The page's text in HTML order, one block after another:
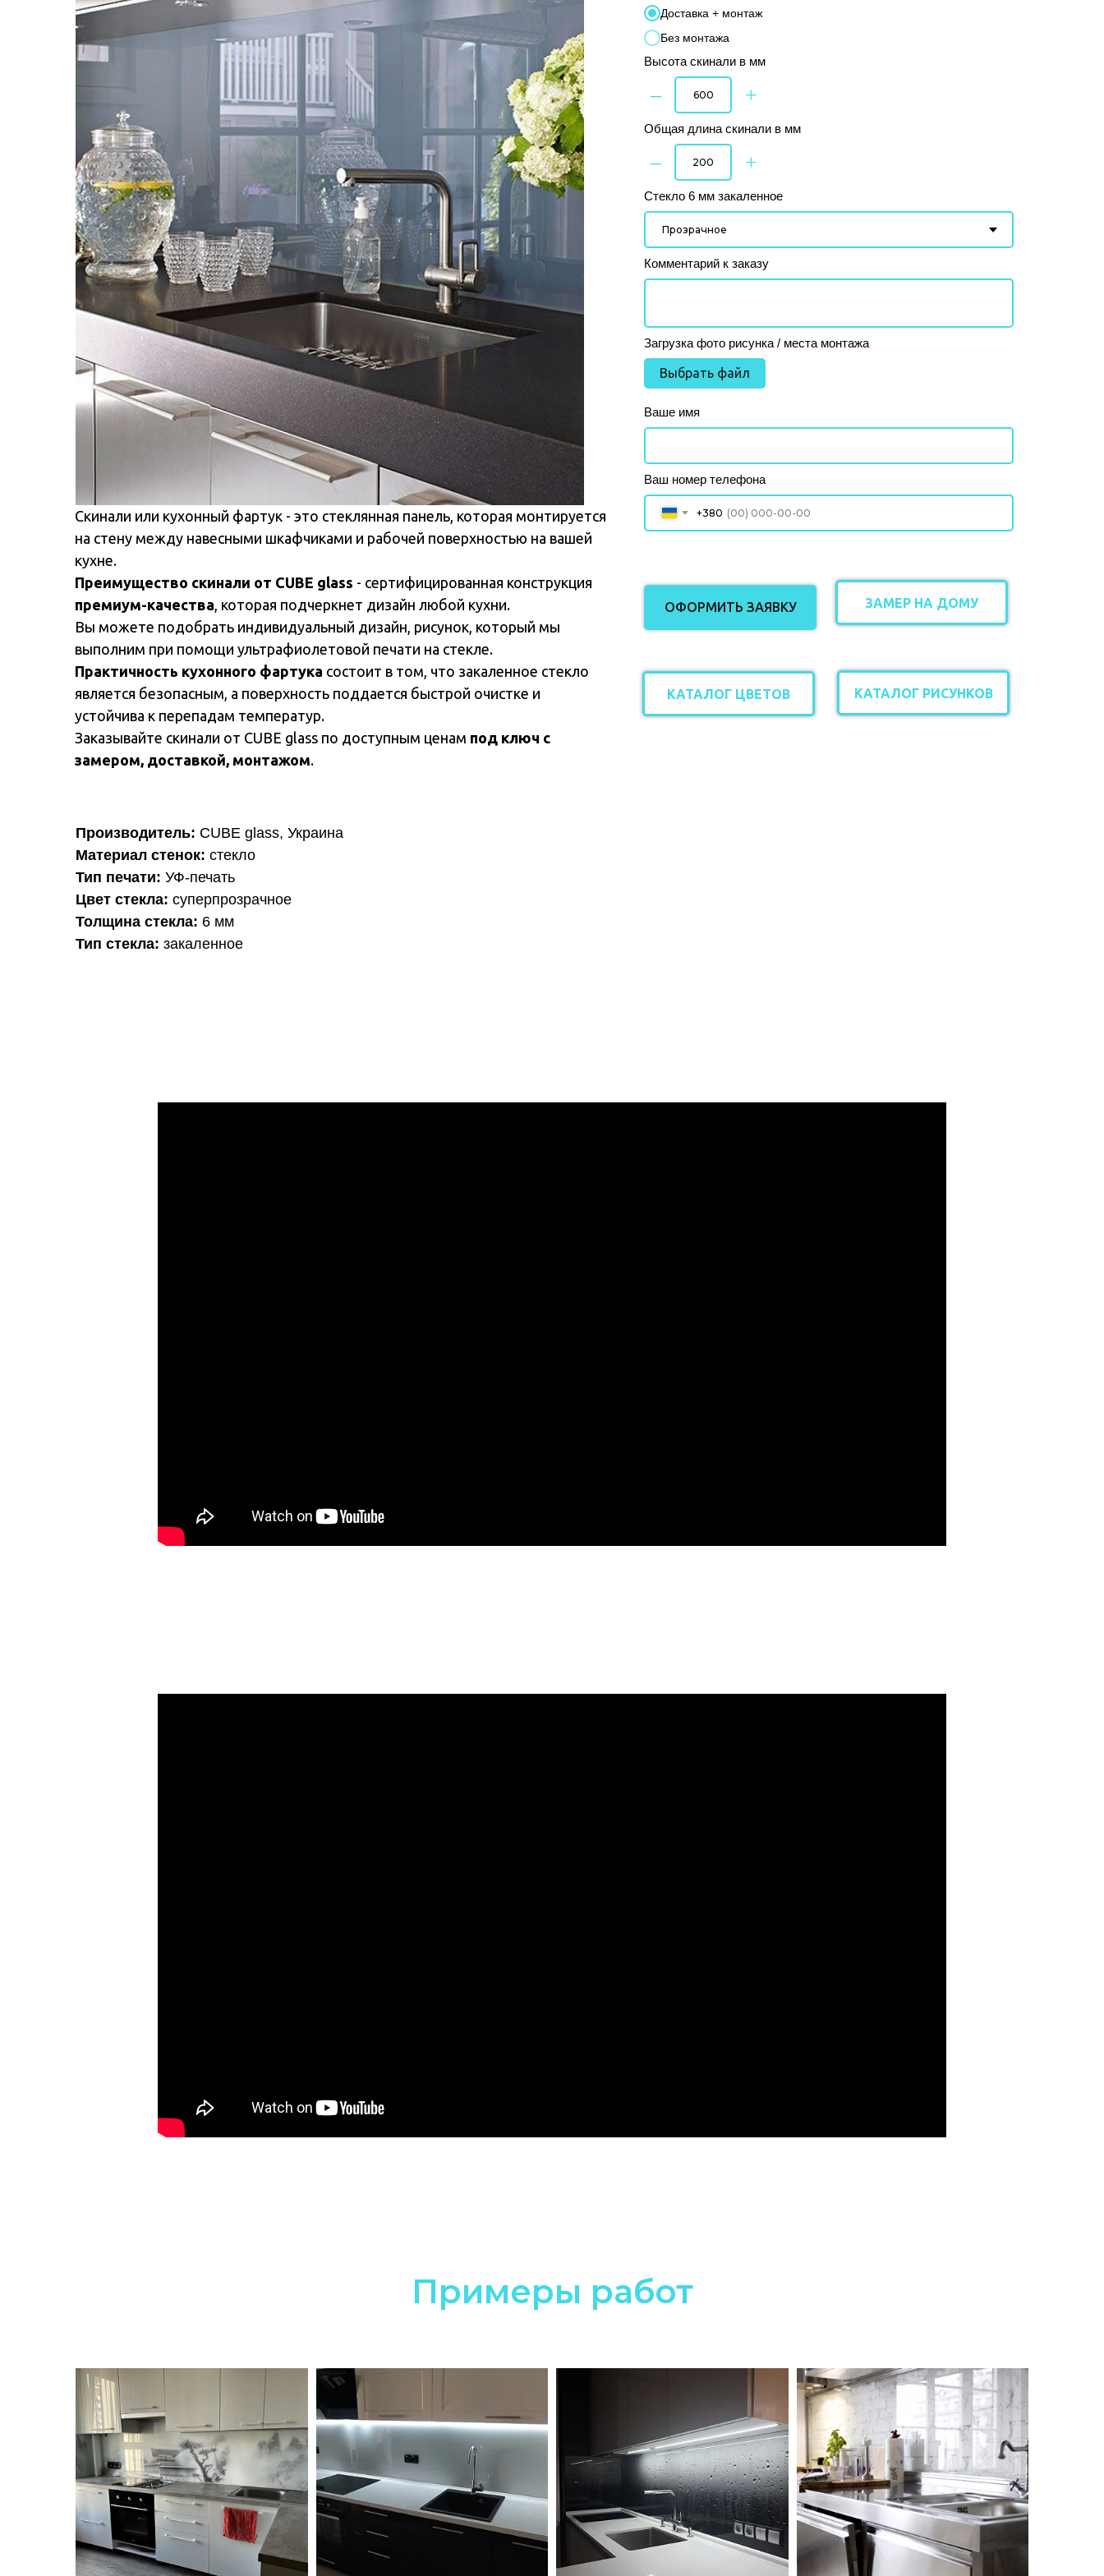
Доставка + монтаж
Без монтажа
Высота скинали в мм
– +
Общая длина скинали в мм
– +
Стекло 6 мм закаленное
Комментарий к заказу
Загрузка фото рисунка / места монтажа
Выбрать файл
Ваше имя
Ваш номер телефона
+380
ОФОРМИТЬ ЗАЯВКУ ЗАМЕР НА ДОМУ
Производитель: CUBE glass, Украина
Материал стенок: стекло
Тип печати: УФ-печать
Цвет стекла: суперпрозрачное
Толщина стекла: 6 мм
Тип стекла: закаленное
Скинали или кухонный фартук - это стеклянная панель, которая монтируется
на стену между навесными шкафчиками и рабочей поверхностью на вашей
кухне.
Преимущество скинали от CUBE glass - сертифицированная конструкция
премиум-качества, которая подчеркнет дизайн любой кухни.
Вы можете подобрать индивидуальный дизайн, рисунок, который мы
выполним при помощи ультрафиолетовой печати на стекле.
Практичность кухонного фартука состоит в том, что закаленное стекло
является безопасным, а поверхность поддается быстрой очистке и
устойчива к перепадам температур.
Заказывайте скинали от CUBE glass по доступным ценам под ключ с
замером, доставкой, монтажом.
КАТАЛОГ ЦВЕТОВ КАТАЛОГ РИСУНКОВ
Примеры работ